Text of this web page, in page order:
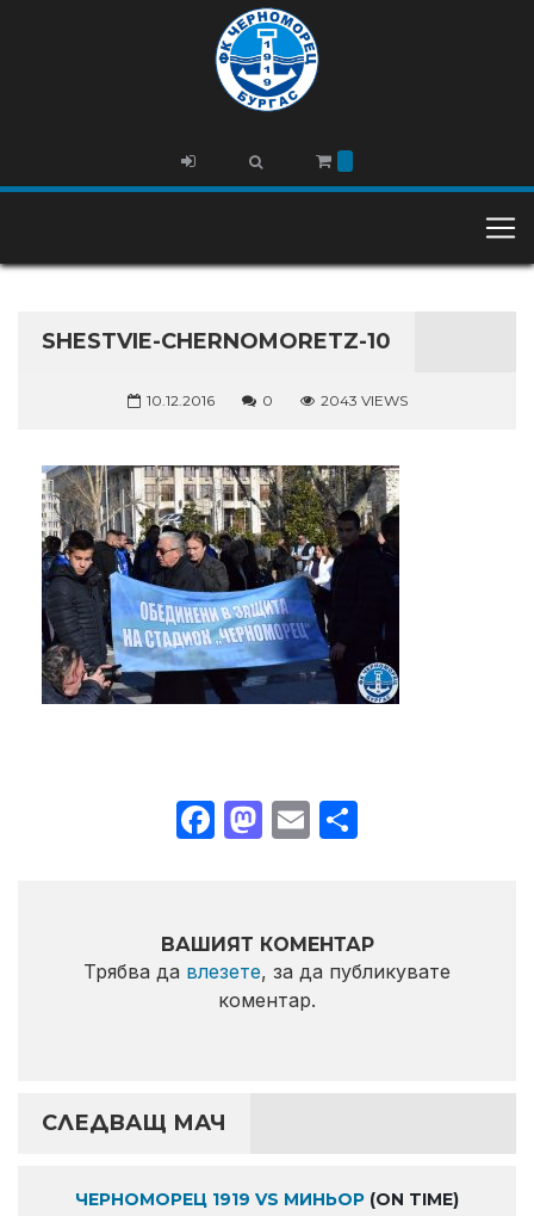
SHESTVIE-CHERNOMORETZ-10
10.12.2016 0 2043 VIEWS
Facebook
Mastodon
Email
ВАШИЯТ КОМЕНТАР
Трябва да влезете, за да публикувате
коментар.
СЛЕДВАЩ МАЧ
ЧЕРНОМОРЕЦ 1919 VS МИНЬОР (ON TIME)